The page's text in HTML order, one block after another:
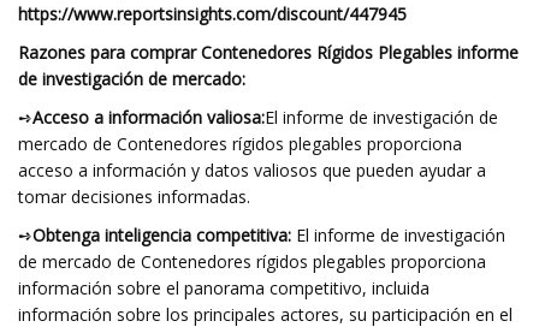
https://www.reportsinsights.com/discount/447945
Razones para comprar Contenedores Rígidos Plegables informe
de investigación de mercado:
➺Acceso a información valiosa:El informe de investigación de
mercado de Contenedores rígidos plegables proporciona
acceso a información y datos valiosos que pueden ayudar a
tomar decisiones informadas.
➺Obtenga inteligencia competitiva: El informe de investigación
de mercado de Contenedores rígidos plegables proporciona
información sobre el panorama competitivo, incluida
información sobre los principales actores, su participación en el